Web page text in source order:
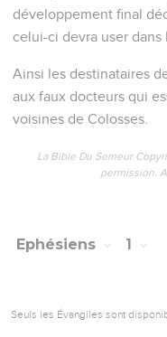
développement final
celui-ci devra user dans
Ainsi les destinataires
aux faux docteurs qui
voisines de Colosses.
La Bible Du Semeur
permission.
Ephésiens 1
Seuls les Évangiles sont